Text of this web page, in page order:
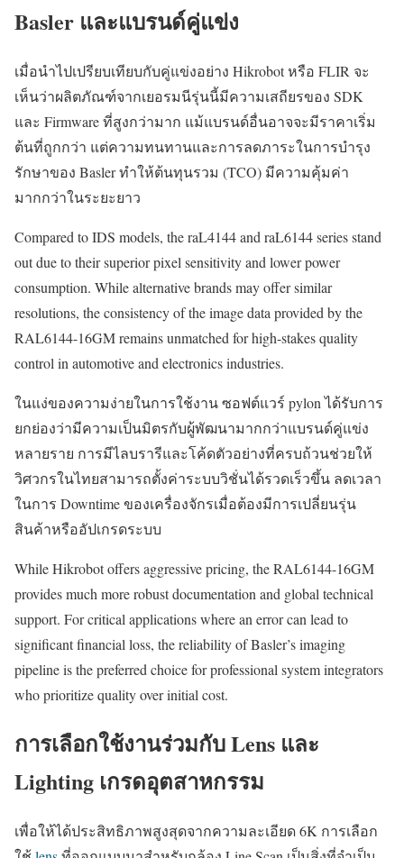
Basler และแบรนด์คู่แข่ง
เมื่อนำไปเปรียบเทียบกับคู่แข่งอย่าง Hikrobot หรือ FLIR จะ
เห็นว่าผลิตภัณฑ์จากเยอรมนีรุ่นนี้มีความเสถียรของ SDK
และ Firmware ที่สูงกว่ามาก แม้แบรนด์อื่นอาจจะมีราคาเริ่ม
ต้นที่ถูกกว่า แต่ความทนทานและการลดภาระในการบำรุง
รักษาของ Basler ทำให้ต้นทุนรวม (TCO) มีความคุ้มค่า
มากกว่าในระยะยาว
Compared to IDS models, the raL4144 and raL6144 series stand
out due to their superior pixel sensitivity and lower power
consumption. While alternative brands may offer similar
resolutions, the consistency of the image data provided by the
RAL6144-16GM remains unmatched for high-stakes quality
control in automotive and electronics industries.
ในแง่ของความง่ายในการใช้งาน ซอฟต์แวร์ pylon ได้รับการ
ยกย่องว่ามีความเป็นมิตรกับผู้พัฒนามากกว่าแบรนด์คู่แข่ง
หลายราย การมีไลบรารีและโค้ดตัวอย่างที่ครบถ้วนช่วยให้
วิศวกรในไทยสามารถตั้งค่าระบบวิชั่นได้รวดเร็วขึ้น ลดเวลา
ในการ Downtime ของเครื่องจักรเมื่อต้องมีการเปลี่ยนรุ่น
สินค้าหรืออัปเกรดระบบ
While Hikrobot offers aggressive pricing, the RAL6144-16GM
provides much more robust documentation and global technical
support. For critical applications where an error can lead to
significant financial loss, the reliability of Basler’s imaging
pipeline is the preferred choice for professional system integrators
who prioritize quality over initial cost.
การเลือกใช้งานร่วมกับ Lens และ
Lighting เกรดอุตสาหกรรม
เพื่อให้ได้ประสิทธิภาพสูงสุดจากความละเอียด 6K การเลือก